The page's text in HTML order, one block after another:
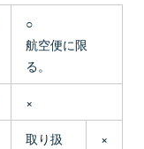
○
航空便に限
る。
×
取り扱
×